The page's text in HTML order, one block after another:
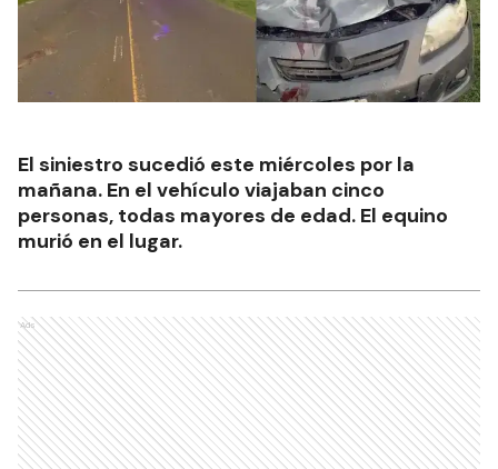
El siniestro sucedió este miércoles por la
mañana. En el vehículo viajaban cinco
personas, todas mayores de edad. El equino
murió en el lugar.
Ads